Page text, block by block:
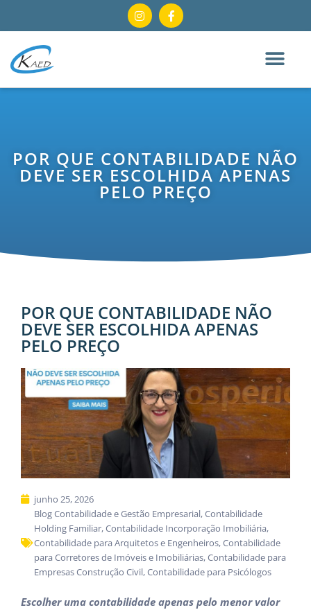
POR QUE CONTABILIDADE NÃO
DEVE SER ESCOLHIDA APENAS
PELO PREÇO
POR QUE CONTABILIDADE NÃO
DEVE SER ESCOLHIDA APENAS
PELO PREÇO
junho 25, 2026
Blog Contabilidade e Gestão Empresarial,Contabilidade
Holding Familiar,Contabilidade Incorporação Imobiliária,
Contabilidade para Arquitetos e Engenheiros,Contabilidade
para Corretores de Imóveis e Imobiliárias,Contabilidade para
Empresas Construção Civil,Contabilidade para Psicólogos
Escolher uma contabilidade apenas pelo menor valor